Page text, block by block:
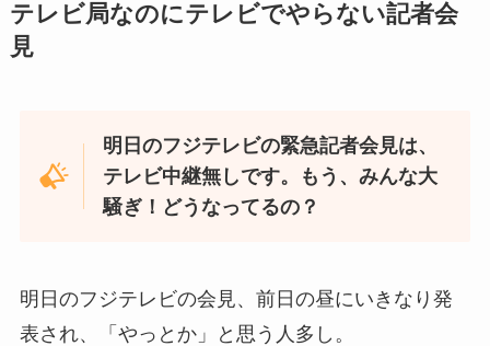
テレビ局なのにテレビでやらない記者会
見
明日のフジテレビの緊急記者会見は、
テレビ中継無しです。もう、みんな大
騒ぎ！どうなってるの？
明日のフジテレビの会見、前日の昼にいきなり発
表され、「やっとか」と思う人多し。